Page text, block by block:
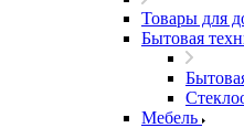
Товары для
Бытовая
Мебель